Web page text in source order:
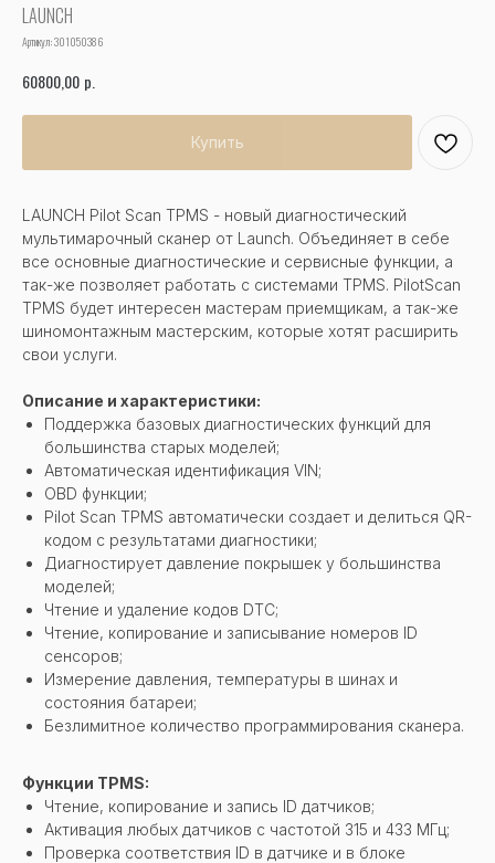
LAUNCH
Артикул:301050386
60800,00 р.
Купить
LAUNCH Pilot Scan TPMS - новый диагностический
мультимарочный сканер от Launch. Объединяет в себе
все основные диагностические и сервисные функции, а
так-же позволяет работать с системами TPMS. PilotScan
TPMS будет интересен мастерам приемщикам, а так-же
шиномонтажным мастерским, которые хотят расширить
свои услуги.
Описание и характеристики:
Поддержка базовых диагностических функций для
большинства старых моделей;
Автоматическая идентификация VIN;
OBD функции;
Pilot Scan TPMS автоматически создает и делиться QR-
кодом с результатами диагностики;
Диагностирует давление покрышек у большинства
моделей;
Чтение и удаление кодов DTC;
Чтение, копирование и записывание номеров ID
сенсоров;
Измерение давления, температуры в шинах и
состояния батареи;
Безлимитное количество программирования сканера.
Функции TPMS:
Чтение, копирование и запись ID датчиков;
Активация любых датчиков с частотой 315 и 433 МГц;
Проверка соответствия ID в датчике и в блоке